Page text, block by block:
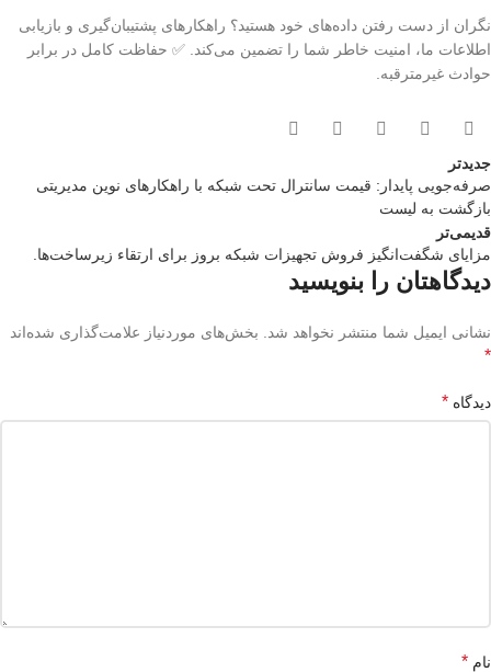
نگران از دست رفتن داده‌های خود هستید؟ راهکارهای پشتیبان‌گیری و بازیابی
اطلاعات ما، امنیت خاطر شما را تضمین می‌کند. ✅ حفاظت کامل در برابر
حوادث غیرمترقبه.
جدیدتر
صرفه‌جویی پایدار: قیمت سانترال تحت شبکه با راهکارهای نوین مدیریتی
بازگشت بە لیست
قدیمی‌تر
مزایای شگفت‌انگیز فروش تجهیزات شبکه بروز برای ارتقاء زیرساخت‌ها.
دیدگاهتان را بنویسید
نشانی ایمیل شما منتشر نخواهد شد. بخش‌های موردنیاز علامت‌گذاری شده‌اند
*
دیدگاه *
نام *